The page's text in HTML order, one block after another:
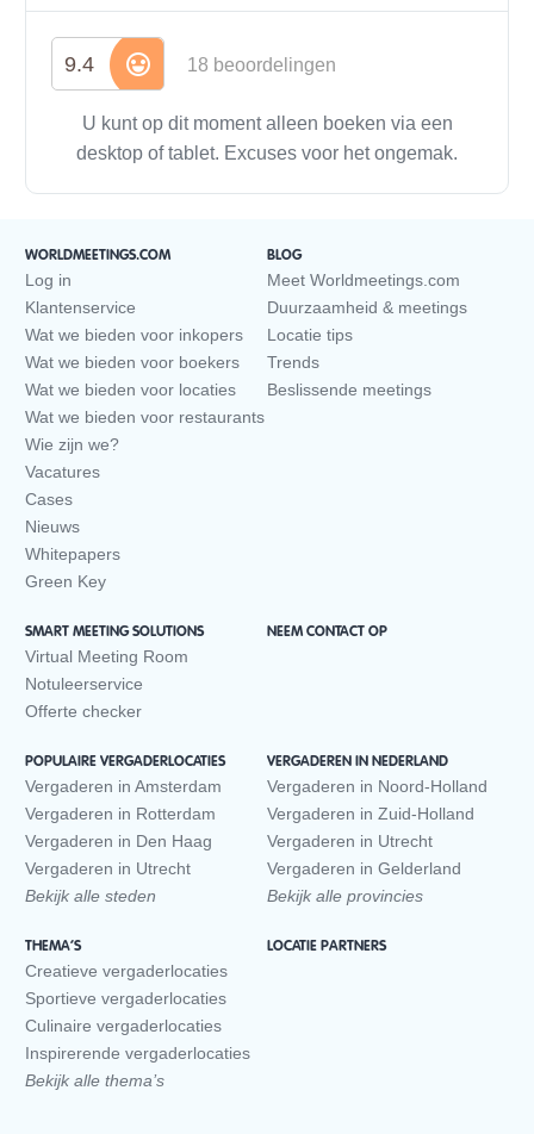
9.4 18 beoordelingen
U kunt op dit moment alleen boeken via een
desktop of tablet. Excuses voor het ongemak.
WORLDMEETINGS.COM
Log in
Klantenservice
Wat we bieden voor inkopers
Wat we bieden voor boekers
Wat we bieden voor locaties
Wat we bieden voor restaurants
Wie zijn we?
Vacatures
Cases
Nieuws
Whitepapers
Green Key
BLOG
Meet Worldmeetings.com
Duurzaamheid & meetings
Locatie tips
Trends
Beslissende meetings
SMART MEETING SOLUTIONS
Virtual Meeting Room
Notuleerservice
Offerte checker
NEEM CONTACT OP
POPULAIRE VERGADERLOCATIES
Vergaderen in Amsterdam
Vergaderen in Rotterdam
Vergaderen in Den Haag
Vergaderen in Utrecht
Bekijk alle steden
VERGADEREN IN NEDERLAND
Vergaderen in Noord-Holland
Vergaderen in Zuid-Holland
Vergaderen in Utrecht
Vergaderen in Gelderland
Bekijk alle provincies
THEMA’S
Creatieve vergaderlocaties
Sportieve vergaderlocaties
Culinaire vergaderlocaties
Inspirerende vergaderlocaties
Bekijk alle thema’s
LOCATIE PARTNERS